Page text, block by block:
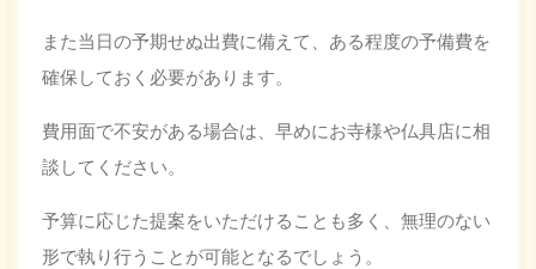
また当日の予期せぬ出費に備えて、ある程度の予備費を
確保しておく必要があります。
費用面で不安がある場合は、早めにお寺様や仏具店に相
談してください。
予算に応じた提案をいただけることも多く、無理のない
形で執り行うことが可能となるでしょう。